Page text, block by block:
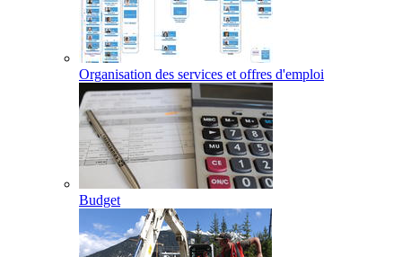
Organisation des services et offres d'emploi
Budget